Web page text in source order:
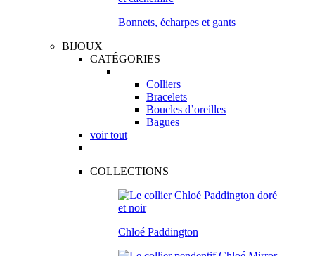
Bonnets, écharpes et gants
BIJOUX
CATÉGORIES
Colliers
Bracelets
Boucles d’oreilles
Bagues
voir tout
COLLECTIONS
Chloé Paddington